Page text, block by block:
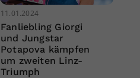
11.01.2024
Fanliebling Giorgi
und Jungstar
Potapova kämpfen
um zweiten Linz-
Triumph